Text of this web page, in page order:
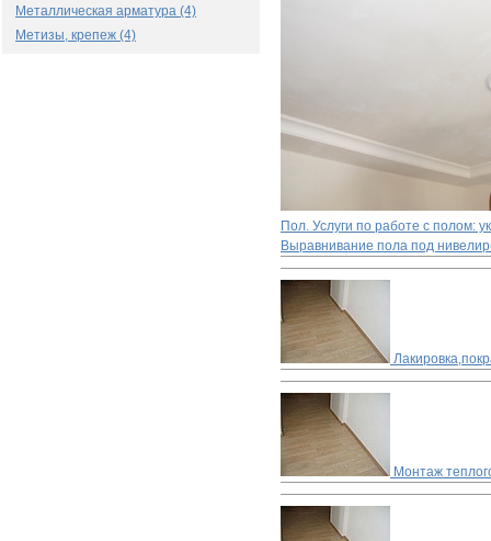
Металлическая арматура (4)
Метизы, крепеж (4)
Пол. Услуги по работе с полом:
Выравнивание пола под
Монтаж